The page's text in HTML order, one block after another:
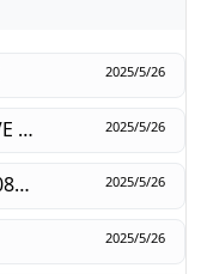
2025/5/26
产品对比：安讯士 AXIS M4308-PLE M4317-PLR M4317-PLVE M4318-PLR M4318-PLVE M4327-P M4328-P 2025/5/26
产品对比：安讯士 AXIS M3057-PLR Mk II M3077-PLVE M3085-V M3086-V M3088-V 2025/5/26
2025/5/26